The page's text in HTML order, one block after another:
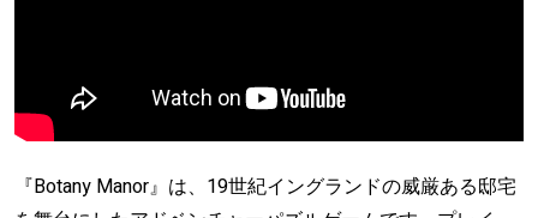
『Botany Manor』は、19世紀イングランドの威厳ある邸宅